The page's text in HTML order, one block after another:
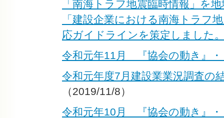
「南海トラフ地震臨時情報」を
「建設企業における南海トラフ
応ガイドラインを策定しました
令和元年11月 『協会の動き』・
令和元年度7月建設業業況調査の
（2019/11/8）
令和元年10月 『協会の動き』・